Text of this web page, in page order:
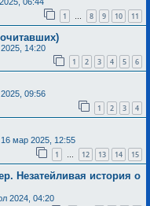
1 … 8 9 10 11
14:20
1 2 3 4 5 6
09:56
1 2 3 4
16 мар 2025, 12:55
1 … 12 13 14 15
Незатейливая история о
2024, 04:20